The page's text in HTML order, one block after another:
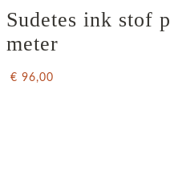
Sudetes ink stof
meter
€ 96,00